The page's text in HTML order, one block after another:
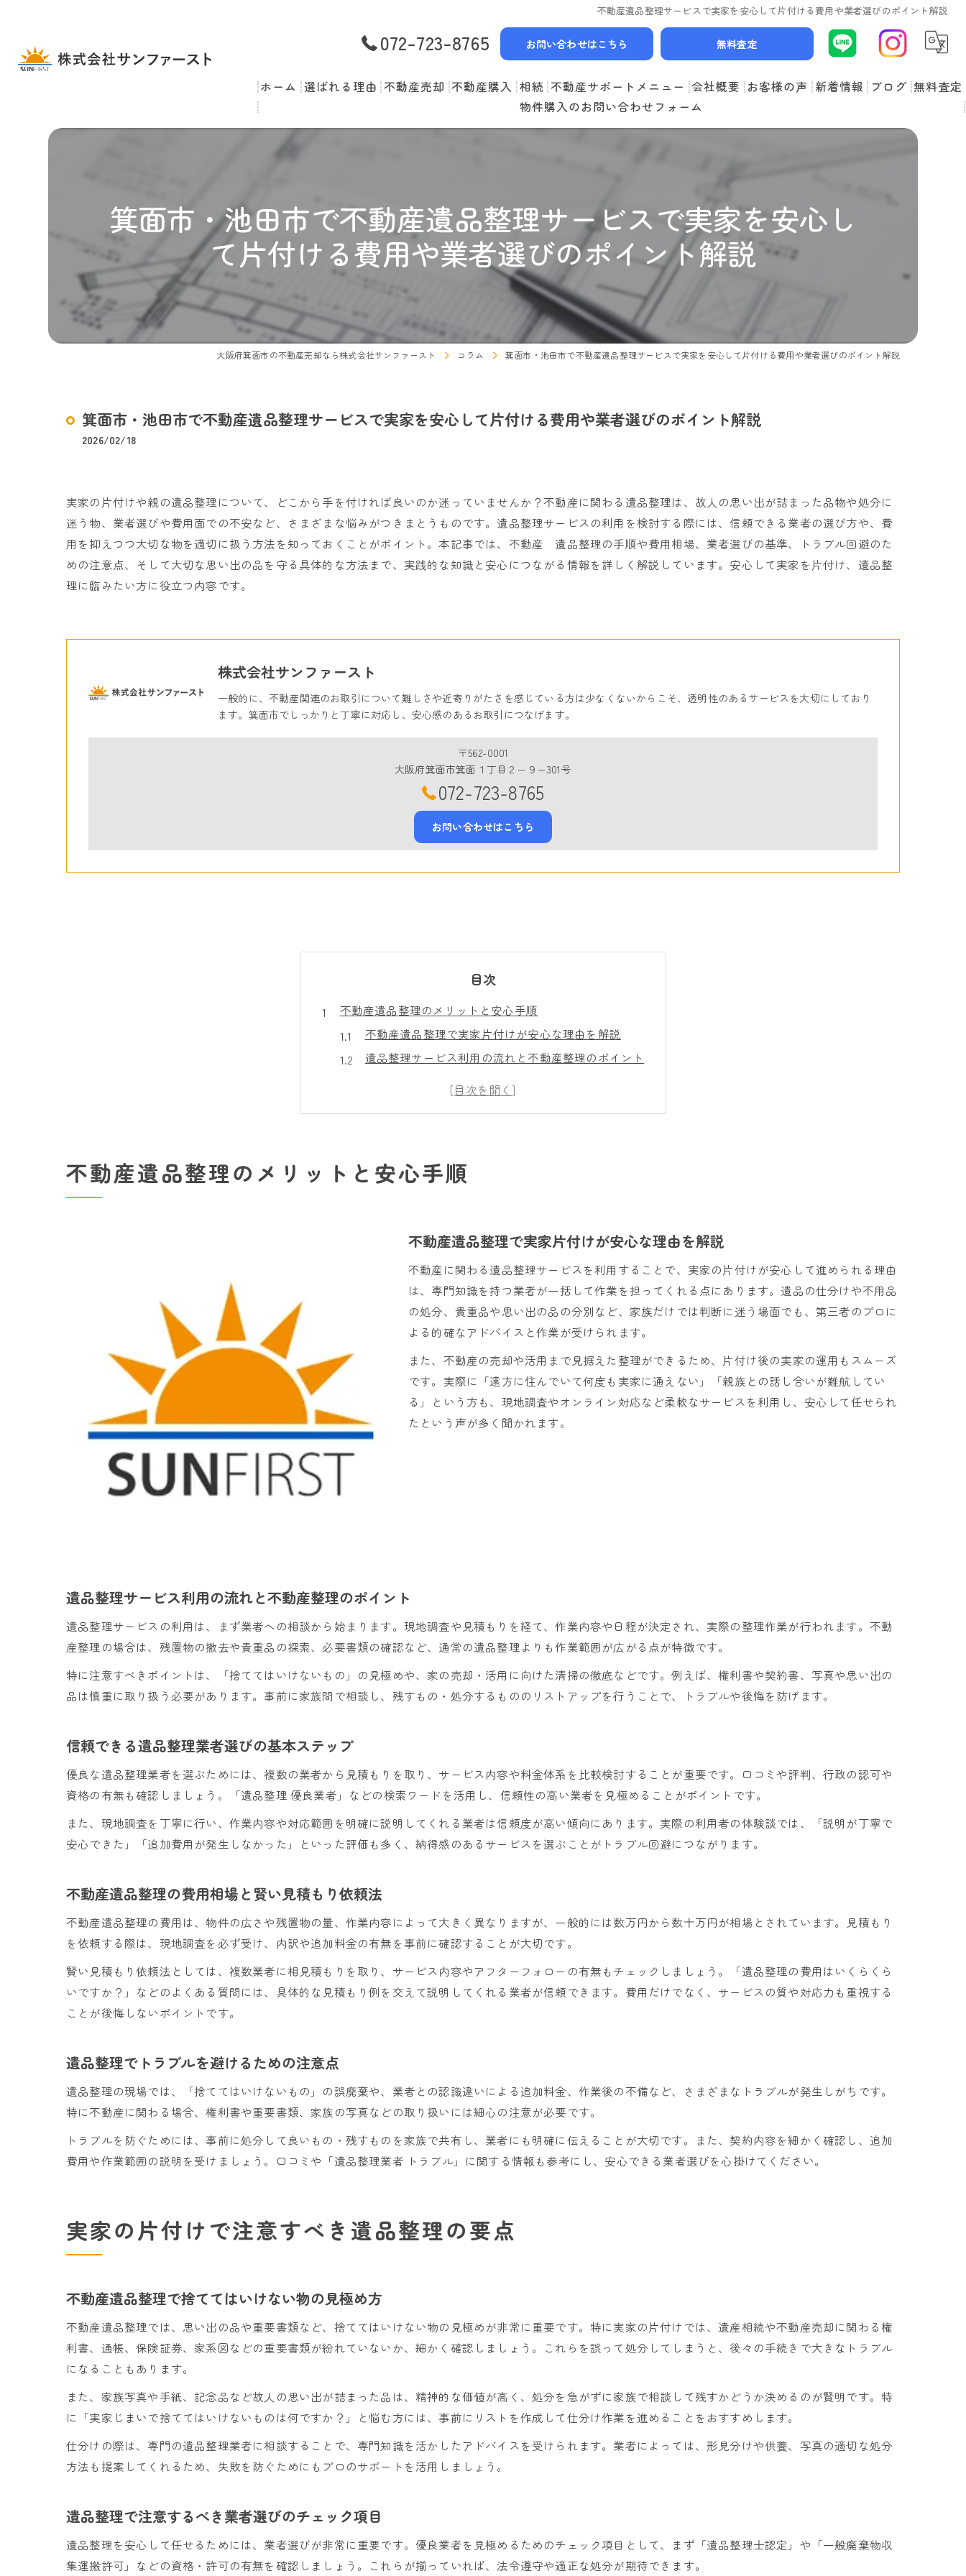
不動産遺品整理サービスで実家を安心して片付ける費用や業者選びのポイント解説
072-723-8765 お問い合わせはこちら 無料査定
ホーム 選ばれる理由 不動産売却
選べる3つの売却スタイル
売却実績
当社お預かり物件
無料査定
不動産購入
物件一覧
住み替えサポート
相続 不動産サポートメニュー
リースバック
会社概要
スタッフ紹介
お客様の声
よくある質問
新着情報 ブログ 無料査定
物件購入のお問い合わせフォーム
箕面市・池田市で不動産遺品整理サービスで実家を安心し
て片付ける費用や業者選びのポイント解説
大阪府箕面市の不動産売却なら株式会社サンファースト コラム 箕面市・池田市で不動産遺品整理サービスで実家を安心して片付ける費用や業者選びのポイント解説
箕面市・池田市で不動産遺品整理サービスで実家を安心して片付ける費用や業者選びのポイント解説
2026/02/18
実家の片付けや親の遺品整理について、どこから手を付ければ良いのか迷っていませんか？不動産に関わる遺品整理は、故人の思い出が詰まった品物や処分に
迷う物、業者選びや費用面での不安など、さまざまな悩みがつきまとうものです。遺品整理サービスの利用を検討する際には、信頼できる業者の選び方や、費
用を抑えつつ大切な物を適切に扱う方法を知っておくことがポイント。本記事では、不動産 遺品整理の手順や費用相場、業者選びの基準、トラブル回避のた
めの注意点、そして大切な思い出の品を守る具体的な方法まで、実践的な知識と安心につながる情報を詳しく解説しています。安心して実家を片付け、遺品整
理に臨みたい方に役立つ内容です。
株式会社サンファースト
一般的に、不動産関連のお取引について難しさや近寄りがたさを感じている方は少なくないからこそ、透明性のあるサービスを大切にしており
ます。箕面市でしっかりと丁寧に対応し、安心感のあるお取引につなげます。
〒562-0001
大阪府箕面市箕面１丁目２−９−301号
072-723-8765
お問い合わせはこちら
目次
不動産遺品整理のメリットと安心手順
不動産遺品整理で実家片付けが安心な理由を解説
遺品整理サービス利用の流れと不動産整理のポイント
不動産遺品整理で捨ててはいけない物の見極め方
遺品整理の現場でよくあるトラブルと回避策
遺品整理費用を抑えるための片付け準備法
大切な思い出を守る遺品整理サービス活用術
遺品整理で写真や手紙を丁寧に残す方法解説
不動産遺品整理で失敗しない思い出品の扱い方
遺品の供養や買取サービスを活用した整理術
遺品整理で大切な品を守る業者選びの基準
不動産遺品整理が初めてなら知っておきたい基礎知識
不動産遺品整理で安心な優良業者の見分け方
遺品整理業者の評判や口コミ活用のポイント
遺品整理の悪質業者を避ける具体的な注意点
優良な遺品整理業者選びで実家片付けが安心
遺品整理業者トラブル事例とその対策方法
遺品整理サービスの選び方と優良業者の特徴
実家片付けでトラブルを防ぐための業者選定法
遺品整理業者の評判を見極めるポイント解説
遺品整理やばい業者を避けるための対策法
不動産遺品整理のメリットと安心手順
不動産遺品整理で実家片付けが安心な理由を解説
不動産に関わる遺品整理サービスを利用することで、実家の片付けが安心して進められる理由
は、専門知識を持つ業者が一括して作業を担ってくれる点にあります。遺品の仕分けや不用品
の処分、貴重品や思い出の品の分別など、家族だけでは判断に迷う場面でも、第三者のプロに
よる的確なアドバイスと作業が受けられます。
また、不動産の売却や活用まで見据えた整理ができるため、片付け後の実家の運用もスムーズ
です。実際に「遠方に住んでいて何度も実家に通えない」「親族との話し合いが難航してい
る」という方も、現地調査やオンライン対応など柔軟なサービスを利用し、安心して任せられ
たという声が多く聞かれます。
遺品整理サービス利用の流れと不動産整理のポイント
遺品整理サービスの利用は、まず業者への相談から始まります。現地調査や見積もりを経て、作業内容や日程が決定され、実際の整理作業が行われます。不動
産整理の場合は、残置物の撤去や貴重品の探索、必要書類の確認など、通常の遺品整理よりも作業範囲が広がる点が特徴です。
特に注意すべきポイントは、「捨ててはいけないもの」の見極めや、家の売却・活用に向けた清掃の徹底などです。例えば、権利書や契約書、写真や思い出の
品は慎重に取り扱う必要があります。事前に家族間で相談し、残すもの・処分するもののリストアップを行うことで、トラブルや後悔を防げます。
信頼できる遺品整理業者選びの基本ステップ
優良な遺品整理業者を選ぶためには、複数の業者から見積もりを取り、サービス内容や料金体系を比較検討することが重要です。口コミや評判、行政の認可や
資格の有無も確認しましょう。「遺品整理 優良業者」などの検索ワードを活用し、信頼性の高い業者を見極めることがポイントです。
また、現地調査を丁寧に行い、作業内容や対応範囲を明確に説明してくれる業者は信頼度が高い傾向にあります。実際の利用者の体験談では、「説明が丁寧で
安心できた」「追加費用が発生しなかった」といった評価も多く、納得感のあるサービスを選ぶことがトラブル回避につながります。
不動産遺品整理の費用相場と賢い見積もり依頼法
不動産遺品整理の費用は、物件の広さや残置物の量、作業内容によって大きく異なりますが、一般的には数万円から数十万円が相場とされています。見積もり
を依頼する際は、現地調査を必ず受け、内訳や追加料金の有無を事前に確認することが大切です。
賢い見積もり依頼法としては、複数業者に相見積もりを取り、サービス内容やアフターフォローの有無もチェックしましょう。「遺品整理の費用はいくらくら
いですか？」などのよくある質問には、具体的な見積もり例を交えて説明してくれる業者が信頼できます。費用だけでなく、サービスの質や対応力も重視する
ことが後悔しないポイントです。
遺品整理でトラブルを避けるための注意点
遺品整理の現場では、「捨ててはいけないもの」の誤廃棄や、業者との認識違いによる追加料金、作業後の不備など、さまざまなトラブルが発生しがちです。
特に不動産に関わる場合、権利書や重要書類、家族の写真などの取り扱いには細心の注意が必要です。
トラブルを防ぐためには、事前に処分して良いもの・残すものを家族で共有し、業者にも明確に伝えることが大切です。また、契約内容を細かく確認し、追加
費用や作業範囲の説明を受けましょう。口コミや「遺品整理業者 トラブル」に関する情報も参考にし、安心できる業者選びを心掛けてください。
実家の片付けで注意すべき遺品整理の要点
不動産遺品整理で捨ててはいけない物の見極め方
不動産遺品整理では、思い出の品や重要書類など、捨ててはいけない物の見極めが非常に重要です。特に実家の片付けでは、遺産相続や不動産売却に関わる権
利書、通帳、保険証券、家系図などの重要書類が紛れていないか、細かく確認しましょう。これらを誤って処分してしまうと、後々の手続きで大きなトラブル
になることもあります。
また、家族写真や手紙、記念品など故人の思い出が詰まった品は、精神的な価値が高く、処分を急がずに家族で相談して残すかどうか決めるのが賢明です。特
に「実家じまいで捨ててはいけないものは何ですか？」と悩む方には、事前にリストを作成して仕分け作業を進めることをおすすめします。
仕分けの際は、専門の遺品整理業者に相談することで、専門知識を活かしたアドバイスを受けられます。業者によっては、形見分けや供養、写真の適切な処分
方法も提案してくれるため、失敗を防ぐためにもプロのサポートを活用しましょう。
遺品整理で注意するべき業者選びのチェック項目
遺品整理を安心して任せるためには、業者選びが非常に重要です。優良業者を見極めるためのチェック項目として、まず「遺品整理士認定」や「一般廃棄物収
集運搬許可」などの資格・許可の有無を確認しましょう。これらが揃っていれば、法令遵守や適正な処分が期待できます。